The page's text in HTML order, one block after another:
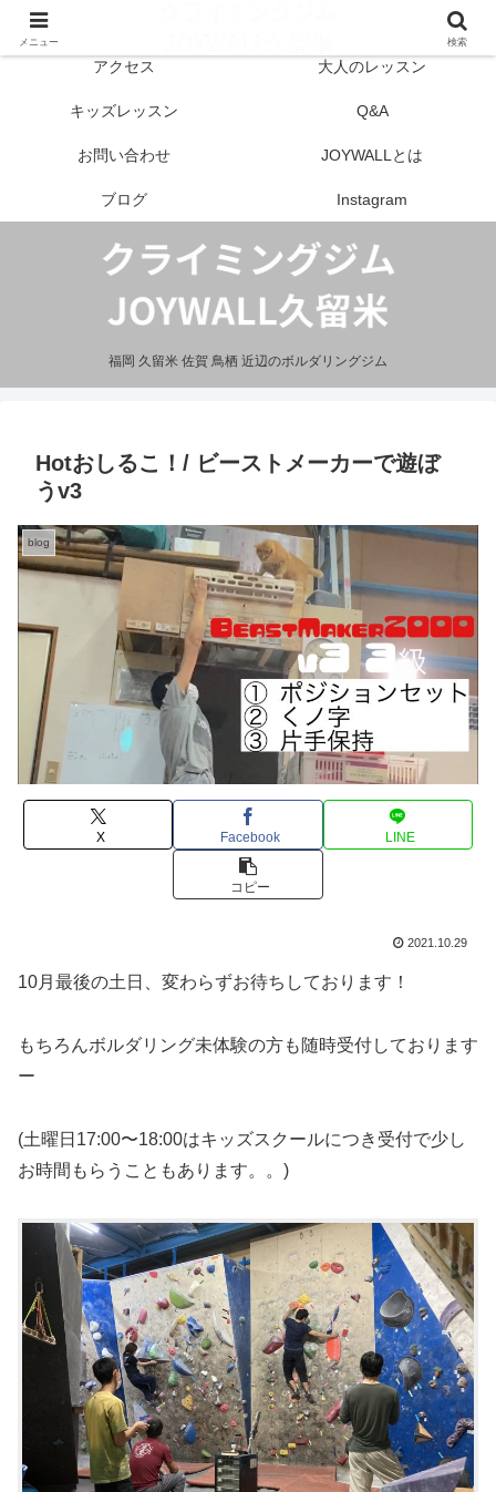
福岡 久留米 佐賀 鳥栖 近辺のボルダリングジム
アクセス 大人のレッスン
キッズレッスン Q&A
お問い合わせ JOYWALLとは
ブログ Instagram
Hotおしるこ！/ ビーストメーカーで遊ぼ
うv3
blog
X Facebook LINE
コピー
2021.10.29
10月最後の土日、変わらずお待ちしております！
もちろんボルダリング未体験の方も随時受付しております
ー
(土曜日17:00〜18:00はキッズスクールにつき受付で少し
お時間もらうこともあります。。)
メニュー 検索